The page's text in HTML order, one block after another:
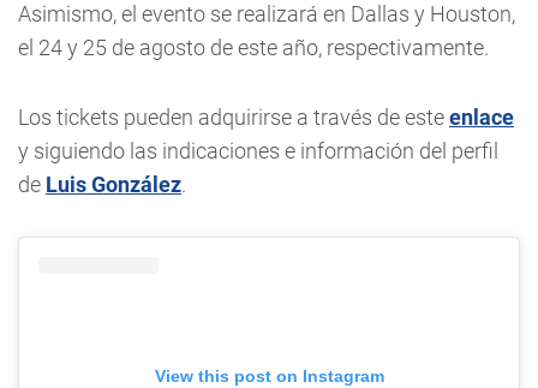
Asimismo, el evento se realizará en Dallas y Houston,
el 24 y 25 de agosto de este año, respectivamente.
Los tickets pueden adquirirse a través de esteenlace
y siguiendo las indicaciones e información del perfil
de Luis González.
View this post on Instagram